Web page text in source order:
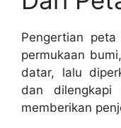
Pengertian
permukaan
datar, lalu
dan dilengkapi
memberikan